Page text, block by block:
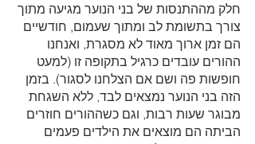
חלק מההתנסות של בני הנוער מגיעה מתוך
צורך בתשומת לב ומתוך שעמום, חודשיים
הם זמן ארוך מאוד לא מסגרת, ואנחנו
ההורים עובדים כרגיל בתקופה זו (למעט
חופשות פה ושם אם הצלחנו לסגור). בזמן
הזה בני הנוער נמצאים לבד, ללא השגחת
מבוגר שעות רבות, וגם כשההורים חוזרים
הביתה הם מוצאים את הילדים פעמים